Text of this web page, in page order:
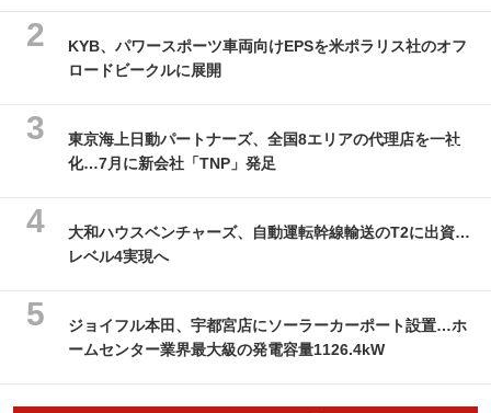
KYB、パワースポーツ車両向けEPSを米ポラリス社のオフ
ロードビークルに展開
東京海上日動パートナーズ、全国8エリアの代理店を一社
化…7月に新会社「TNP」発足
大和ハウスベンチャーズ、自動運転幹線輸送のT2に出資…
レベル4実現へ
ジョイフル本田、宇都宮店にソーラーカーポート設置…ホ
ームセンター業界最大級の発電容量1126.4kW